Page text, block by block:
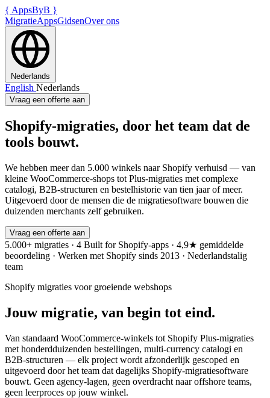
{ AppsByB }
MigratieAppsGidsenOver ons
Nederlands
English Nederlands
Vraag een offerte aan
Shopify-migraties, door het team dat de
tools bouwt.
We hebben meer dan 5.000 winkels naar Shopify verhuisd — van
kleine WooCommerce-shops tot Plus-migraties met complexe
catalogi, B2B-structuren en bestelhistorie van tien jaar of meer.
Uitgevoerd door de mensen die de migratiesoftware bouwen die
duizenden merchants zelf gebruiken.
Vraag een offerte aan
5.000+ migraties · 4 Built for Shopify-apps · 4,9★ gemiddelde
beoordeling · Werken met Shopify sinds 2013 · Nederlandstalig
team
Shopify migraties voor groeiende webshops
Jouw migratie, van begin tot eind.
Van standaard WooCommerce-winkels tot Shopify Plus-migraties
met honderdduizenden bestellingen, multi-currency catalogi en
B2B-structuren — elk project wordt afzonderlijk gescoped en
uitgevoerd door het team dat dagelijks Shopify-migratiesoftware
bouwt. Geen agency-lagen, geen overdracht naar offshore teams,
geen leerproces op jouw winkel.